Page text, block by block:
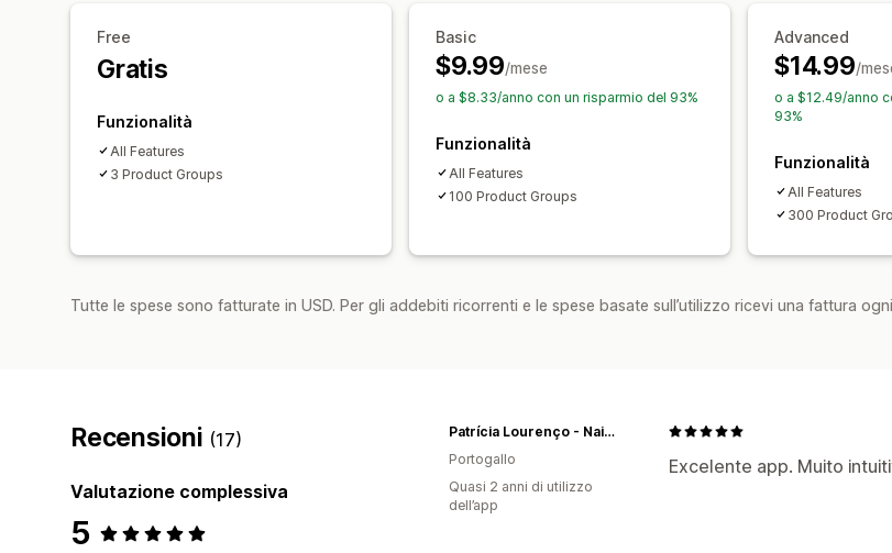
Free
Gratis
Funzionalità
All Features
3 Product Groups
Basic
$9.99/mese
o a $8.33/anno con un risparmio del 93%
Funzionalità
All Features
100 Product Groups
Advanced
$14.99/
o a $12.49/anno
93%
Funzionalità
All Features
300 Product
Tutte le spese sono fatturate in USD. Per gli addebiti ricorrenti e le spese basate sull’utilizzo ricevi una fattura
Recensioni (17)
Valutazione complessiva
5
Excelente app. Muito
Patrícia Lourenço - Nail Store
Portogallo
Quasi 2 anni di utilizzo
dell’app